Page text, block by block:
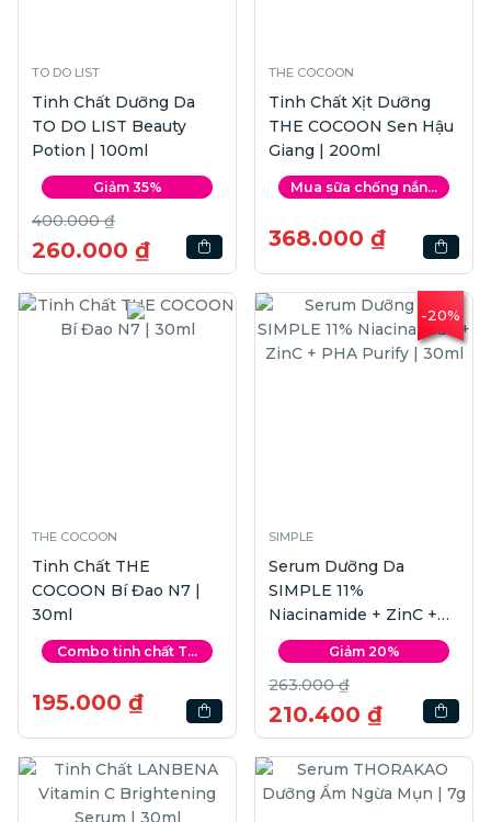
TO DO LIST
Tinh Chất Dưỡng Da
TO DO LIST Beauty
Potion | 100ml
Giảm 35%
400.000 ₫
260.000 ₫
THE COCOON
Tinh Chất Xịt Dưỡng
THE COCOON Sen Hậu
Giang | 200ml
Mua sữa chống nắn...
368.000 ₫
THE COCOON
Tinh Chất THE
COCOON Bí Đao N7 |
30ml
Combo tinh chất T...
195.000 ₫
-20%
SIMPLE
Serum Dưỡng Da
SIMPLE 11%
Niacinamide + ZinC +
PHA Purify | 30ml
Giảm 20%
263.000 ₫
210.400 ₫